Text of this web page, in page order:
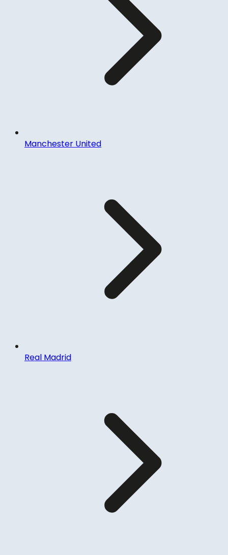
Manchester United
Real Madrid